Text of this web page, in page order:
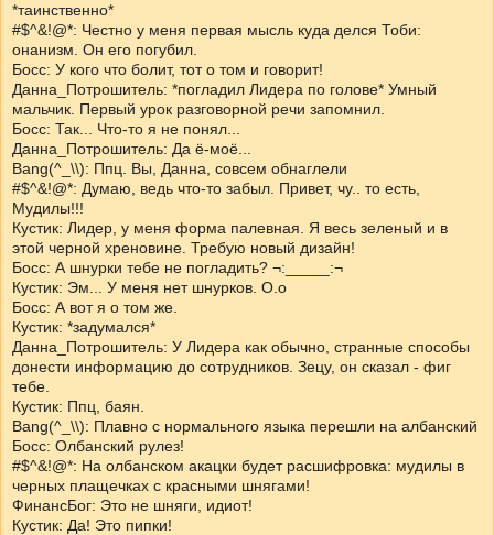
*таинственно*
#$^&!@*: Честно у меня первая мысль куда делся Тоби:
онанизм. Он его погубил.
Босс: У кого что болит, тот о том и говорит!
Данна_Потрошитель: *погладил Лидера по голове* Умный
мальчик. Первый урок разговорной речи запомнил.
Босс: Так... Что-то я не понял...
Данна_Потрошитель: Да ё-моё...
Bang(^_\\): Ппц. Вы, Данна, совсем обнаглели
#$^&!@*: Думаю, ведь что-то забыл. Привет, чу.. то есть,
Мудилы!!!
Кустик: Лидер, у меня форма палевная. Я весь зеленый и в
этой черной хреновине. Требую новый дизайн!
Босс: А шнурки тебе не погладить? ¬:_____:¬
Кустик: Эм... У меня нет шнурков. О.о
Босс: А вот я о том же.
Кустик: *задумался*
Данна_Потрошитель: У Лидера как обычно, странные способы
донести информацию до сотрудников. Зецу, он сказал - фиг
тебе.
Кустик: Ппц, баян.
Bang(^_\\): Плавно с нормального языка перешли на албанский
Босс: Олбанский рулез!
#$^&!@*: На олбанском акацки будет расшифровка: мудилы в
черных плащечках с красными шнягами!
ФинансБог: Это не шняги, идиот!
Кустик: Да! Это пипки!